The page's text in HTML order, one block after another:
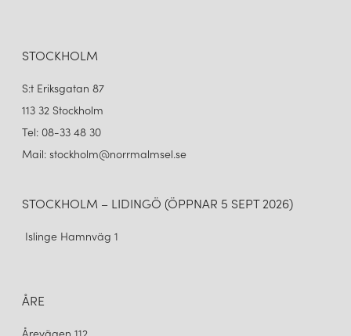
STOCKHOLM
S:t Eriksgatan 87
113 32 Stockholm
Tel: 08-33 48 30
Mail: stockholm@norrmalmsel.se
STOCKHOLM – LIDINGÖ (ÖPPNAR 5 SEPT 2026)
Islinge Hamnväg 1
ÅRE